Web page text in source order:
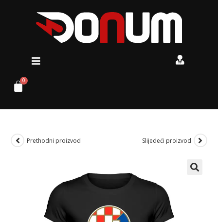
Prethodni proizvod Slijedeći proizvod